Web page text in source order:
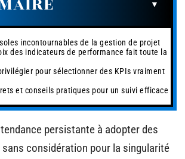
incontournables de la gestion de projet
des indicateurs de performance fait toute la
pour sélectionner des KPIs vraiment
et conseils pratiques pour un suivi efficace
persistante à adopter des
considération pour la singularité